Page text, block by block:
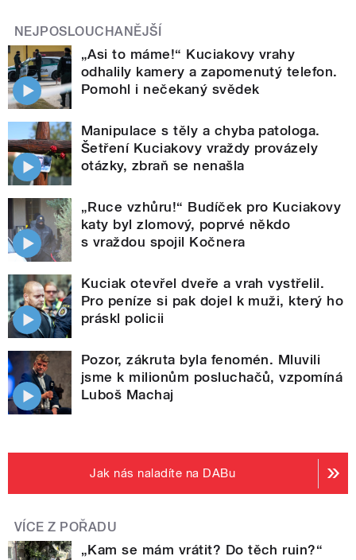
NEJPOSLOUCHANĚJŠÍ
„Asi to máme!“ Kuciakovy vrahy
odhalily kamery a zapomenutý telefon.
Pomohl i nečekaný svědek
Manipulace s těly a chyba patologa.
Šetření Kuciakovy vraždy provázely
otázky, zbraň se nenašla
„Ruce vzhůru!“ Budíček pro Kuciakovy
katy byl zlomový, poprvé někdo
s vraždou spojil Kočnera
Kuciak otevřel dveře a vrah vystřelil.
Pro peníze si pak dojel k muži, který ho
práskl policii
Pozor, zákruta byla fenomén. Mluvili
jsme k milionům posluchačů, vzpomíná
Luboš Machaj
Jak nás naladíte na DABu
VÍCE Z POŘADU
„Kam se mám vrátit? Do těch ruin?“